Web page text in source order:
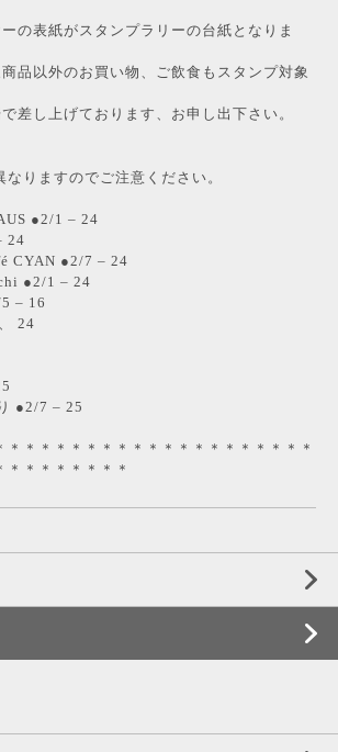
の表紙がスタンプラリーの台紙となりま
品以外のお買い物、ご飲食もスタンプ対象
差し上げております、お申し出下さい。
りますのでご注意ください。
●2/1 – 24
24
CYAN ●2/7 – 24
●2/1 – 24
– 16
24
●2/7 – 25
＊＊＊＊＊＊＊＊＊＊＊＊＊＊＊＊＊＊＊＊
＊＊＊＊＊＊＊＊